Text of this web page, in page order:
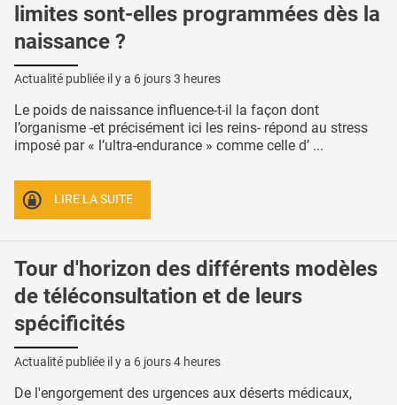
limites sont-elles programmées dès la
naissance ?
Actualité publiée il y a 6 jours 3 heures
Le poids de naissance influence-t-il la façon dont
l’organisme -et précisément ici les reins- répond au stress
imposé par « l’ultra-endurance » comme celle d’ ...
LIRE LA SUITE
Tour d'horizon des différents modèles
de téléconsultation et de leurs
spécificités
Actualité publiée il y a 6 jours 4 heures
De l'engorgement des urgences aux déserts médicaux,